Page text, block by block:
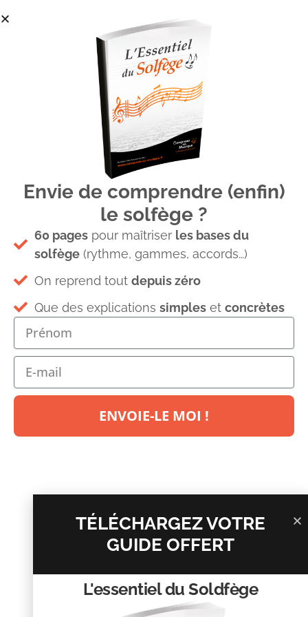
magicien-chapeau
Laisser un commentaire
Votre adresse e-mail ne sera pas publiée.
obligatoires sont indiqués avec *
Envie de comprendre (enfin)
le solfège ?
60 pages pour maîtriser les bases du
solfège (rythme, gammes, accords…)
On reprend tout depuis zéro
Que des explications simples et concrètes
ENVOIE-LE MOI !
TÉLÉCHARGEZ VOTRE
GUIDE OFFERT
L'essentiel du Soldfège